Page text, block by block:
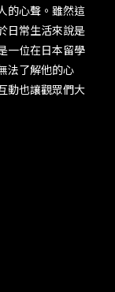
的心聲​​。​​雖然這
日常生活來說是
一位在日本留學
法了解他的心
動也讓觀眾們大